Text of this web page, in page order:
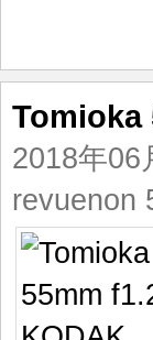
Tomioka
2018年06
revuenon